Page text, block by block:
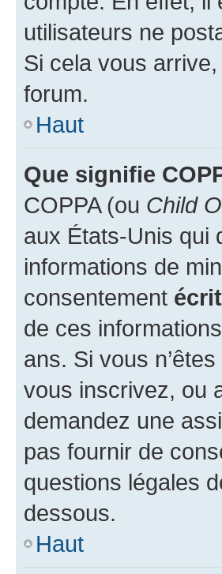
utilisateurs ne
Si cela vous
forum.
Haut
Que signifie
COPPA (ou Child
aux États-Unis qui
informations de
consentement écrit
de ces
ans. Si vous
vous inscrivez, ou
demandez une
pas fournir de
questions légales
dessous.
Haut